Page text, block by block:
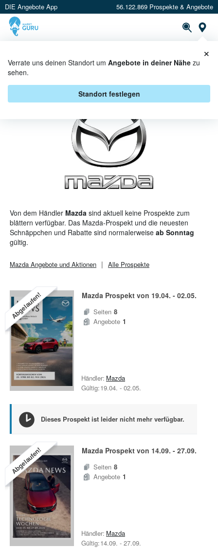
DIE Angebote App 56.122.869 Prospekte & Angebote
Verrate uns deinen Standort um Angebote in deiner Nähe zu
sehen.
Standort festlegen
×
MAZDA PROSPEKT
Von dem Händler Mazda sind aktuell keine Prospekte zum
blättern verfügbar. Das Mazda-Prospekt und die neuesten
Schnäppchen und Rabatte sind normalerweise ab Sonntag
gültig.
Mazda Angebote und Aktionen Alle Prospekte
Abgelaufen! Mazda Prospekt von 19.04. - 02.05.
Seiten 8
Angebote 1
Gültig:19.04. - 02.05.
Händler: Mazda
Dieses Prospekt ist leider nicht mehr verfügbar.
Abgelaufen! Mazda Prospekt von 14.09. - 27.09.
Seiten 8
Angebote 1
Gültig:14.09. - 27.09.
Händler: Mazda